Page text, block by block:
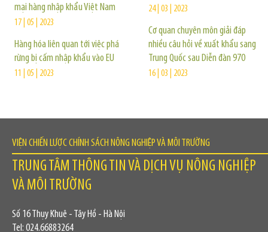
mại hàng nhập khẩu Việt Nam
17 | 05 | 2023
Hàng hóa liên quan tới việc phá
rừng bị cấm nhập khẩu vào EU
11 | 05 | 2023
24 | 03 | 2023
Cơ quan chuyên môn giải đáp
nhiều câu hỏi về xuất khẩu sang
Trung Quốc sau Diễn đàn 970
16 | 03 | 2023
VIỆN CHIẾN LƯỢC CHÍNH SÁCH NÔNG NGHIỆP VÀ MÔI TRƯỜNG
TRUNG TÂM THÔNG TIN VÀ DỊCH VỤ NÔNG NGHIỆP
VÀ MÔI TRƯỜNG
Số 16 Thụy Khuê - Tây Hồ - Hà Nội
Tel: 024.66883264